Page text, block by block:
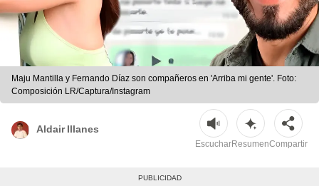
Maju Mantilla y Fernando Díaz son compañeros en 'Arriba mi gente'. Foto:
Composición LR/Captura/Instagram
Aldair Illanes
EscucharResumenCompartir